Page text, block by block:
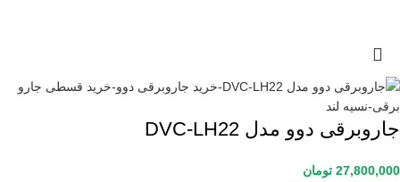
جاروبرقی دوو مدل DVC-LH22
27,800,000 تومان